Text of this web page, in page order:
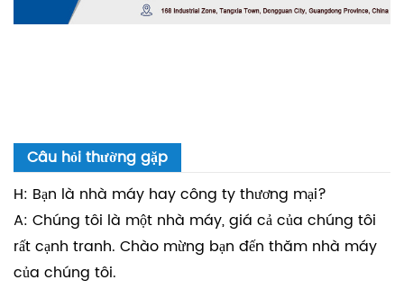
Câu hỏi thường gặp
H: Bạn là nhà máy hay công ty thương mại?
A: Chúng tôi là một nhà máy, giá cả của chúng tôi
rất cạnh tranh. Chào mừng bạn đến thăm nhà máy
của chúng tôi.